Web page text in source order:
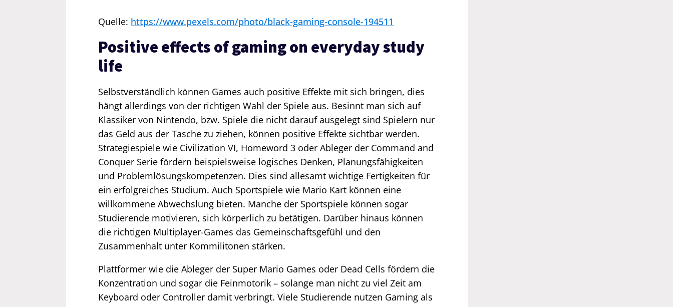
Quelle: https://www.pexels.com/photo/black-gaming-console-194511
Positive effects of gaming on everyday study
life
Selbstverständlich können Games auch positive Effekte mit sich bringen, dies
hängt allerdings von der richtigen Wahl der Spiele aus. Besinnt man sich auf
Klassiker von Nintendo, bzw. Spiele die nicht darauf ausgelegt sind Spielern nur
das Geld aus der Tasche zu ziehen, können positive Effekte sichtbar werden.
Strategiespiele wie Civilization VI, Homeword 3 oder Ableger der Command and
Conquer Serie fördern beispielsweise logisches Denken, Planungsfähigkeiten
und Problemlösungskompetenzen. Dies sind allesamt wichtige Fertigkeiten für
ein erfolgreiches Studium. Auch Sportspiele wie Mario Kart können eine
willkommene Abwechslung bieten. Manche der Sportspiele können sogar
Studierende motivieren, sich körperlich zu betätigen. Darüber hinaus können
die richtigen Multiplayer-Games das Gemeinschaftsgefühl und den
Zusammenhalt unter Kommilitonen stärken.
Plattformer wie die Ableger der Super Mario Games oder Dead Cells fördern die
Konzentration und sogar die Feinmotorik – solange man nicht zu viel Zeit am
Keyboard oder Controller damit verbringt. Viele Studierende nutzen Gaming als